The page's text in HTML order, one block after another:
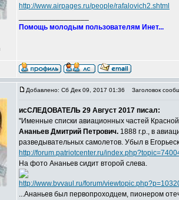
http://www.airpages.ru/people/rafalovich2.shtml
Помощь молодым пользователям Инет...
Добавлено: Сб Дек 09, 2017 01:36 Заголовок
исСЛЕДОВАТЕЛЬ 29 Август 2017 писал:
"Именные списки авиационных частей
Ананьев Дмитрий Петрович. 1888 г.р., в
разведывательных самолетов. Убыл в
http://forum.patriotcenter.ru/
На фото Ананьев сидит второй слева.
http://www.bvvaul.ru/forum/
...Ананьев был первопроходцем, пионером